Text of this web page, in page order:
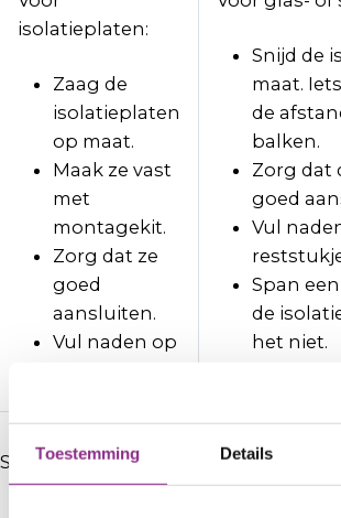
Toestemming Details
isolatieplaten:
Zaag de
isolatieplaten
op maat.
Maak ze vast
met
montagekit.
Zorg dat ze
goed
aansluiten.
Vul naden op
Snijd de
maat.
de
balken.
Zorg dat
goed
Vul
Span
de
het niet.
Stap 3: Isoleer het kruipluik
Dan verlies je geen warmte.